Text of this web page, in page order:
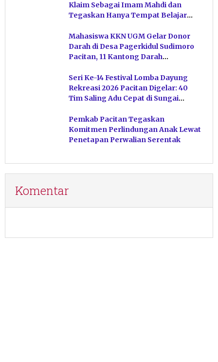
Klaim Sebagai Imam Mahdi dan
Tegaskan Hanya Tempat Belajar
Mahasiswa KKN UGM Gelar Donor
Darah di Desa Pagerkidul Sudimoro
Pacitan, 11 Kantong Darah
Seri Ke-14 Festival Lomba Dayung
Rekreasi 2026 Pacitan Digelar: 40
Tim Saling Adu Cepat di Sungai
Pemkab Pacitan Tegaskan
Komitmen Perlindungan Anak Lewat
Penetapan Perwalian Serentak
Komentar